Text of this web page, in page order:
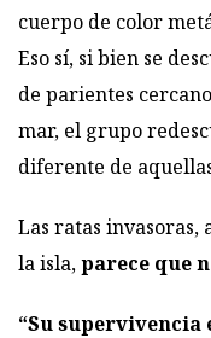
cuerpo de color
Eso sí, si bien se
de parientes
mar, el grupo
diferente de
Las ratas invasoras,
la isla,parece que
“Su